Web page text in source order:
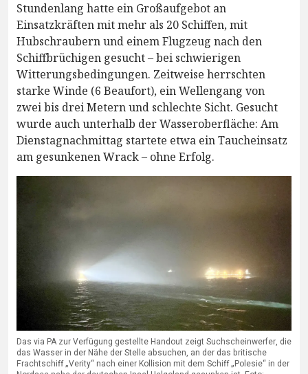
Stundenlang hatte ein Großaufgebot an
Einsatzkräften mit mehr als 20 Schiffen, mit
Hubschraubern und einem Flugzeug nach den
Schiffbrüchigen gesucht – bei schwierigen
Witterungsbedingungen. Zeitweise herrschten
starke Winde (6 Beaufort), ein Wellengang von
zwei bis drei Metern und schlechte Sicht. Gesucht
wurde auch unterhalb der Wasseroberfläche: Am
Dienstagnachmittag startete etwa ein Taucheinsatz
am gesunkenen Wrack – ohne Erfolg.
Das via PA zur Verfügung gestellte Handout zeigt Suchscheinwerfer, die
das Wasser in der Nähe der Stelle absuchen, an der das britische
Frachtschiff „Verity“ nach einer Kollision mit dem Schiff „Polesie“ in der